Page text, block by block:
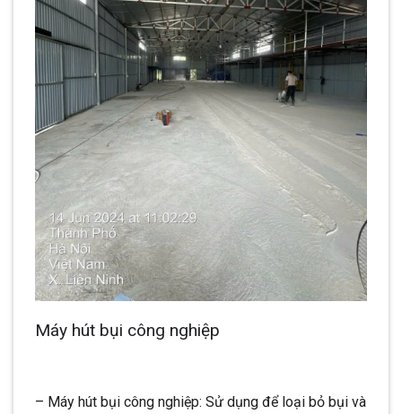
Máy hút bụi công nghiệp
– Máy hút bụi công nghiệp: Sử dụng để loại bỏ bụi và